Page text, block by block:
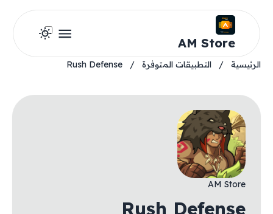
AM Store
الرئيسية / التطبيقات المتوفرة /
Rush Defense
AM Store
Rush Defense